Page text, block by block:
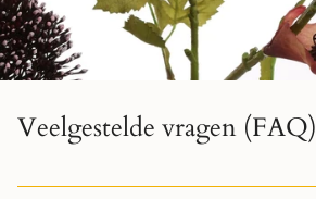
Veelgestelde vragen (FAQ)